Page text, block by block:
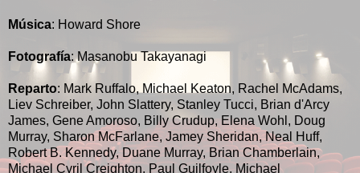
Música: Howard Shore
Fotografía: Masanobu Takayanagi
Reparto: Mark Ruffalo, Michael Keaton, Rachel McAdams,
Liev Schreiber, John Slattery, Stanley Tucci, Brian d'Arcy
James, Gene Amoroso, Billy Crudup, Elena Wohl, Doug
Murray, Sharon McFarlane, Jamey Sheridan, Neal Huff,
Robert B. Kennedy, Duane Murray, Brian Chamberlain,
Michael Cyril Creighton, Paul Guilfoyle, Michael